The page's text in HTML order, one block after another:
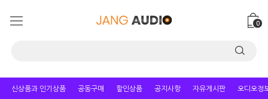
0
신상품과 인기상품 공동구매 할인상품 공지사항 자유게시판 오디오정